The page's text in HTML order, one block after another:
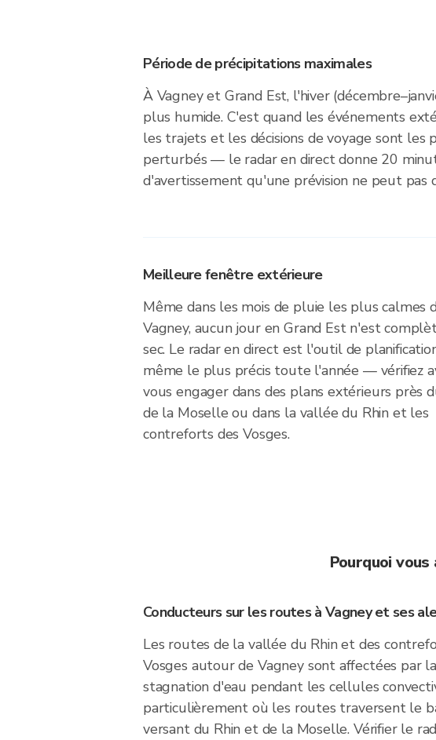
Période de précipitations maximales
À Vagney et Grand Est, l'hiver
plus humide. C'est quand les événements
les trajets et les décisions de voyage sont les
perturbés — le radar en direct donne 20
d'avertissement qu'une prévision ne peut pas
Meilleure fenêtre extérieure
Même dans les mois de pluie les plus calmes
Vagney, aucun jour en Grand Est n'est
sec. Le radar en direct est l'outil de
même le plus précis toute l'année — vérifiez
vous engager dans des plans extérieurs près
de la Moselle ou dans la vallée du Rhin et les
contreforts des Vosges.
Pourquoi
Conducteurs sur les routes à Vagney et ses
Les routes de la vallée du Rhin et des
Vosges autour de Vagney sont affectées par la
stagnation d'eau pendant les cellules
particulièrement où les routes traversent le
versant du Rhin et de la Moselle. Vérifier le